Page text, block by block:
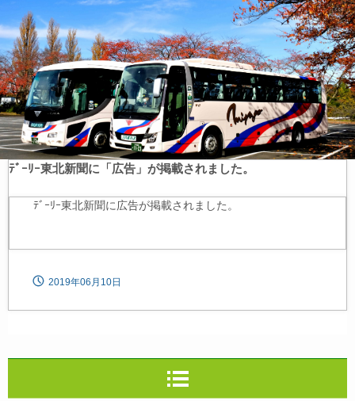
ﾃﾞｰﾘｰ東北新聞に「広告」が掲載されました。
ﾃﾞｰﾘｰ東北新聞に広告が掲載されました。
2019年06月10日